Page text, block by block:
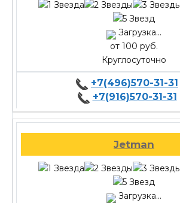
Загрузка...
от 100 руб.
Круглосуточно
+7(496)570-31-31
+7(916)570-31-31
Jetman
Загрузка...